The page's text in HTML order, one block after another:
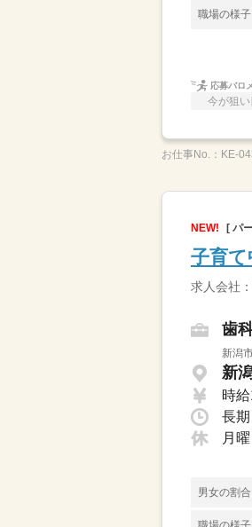
職場の様子
応募バロ
今が狙い
お仕事No.： KE-
NEW! [ パ
子育
求人会社
歯
新潟
新
時
長
月
男女の割合